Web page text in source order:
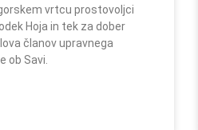
vrtcu prostovoljci
Hoja in tek za dober
članov upravnega
ob Savi.